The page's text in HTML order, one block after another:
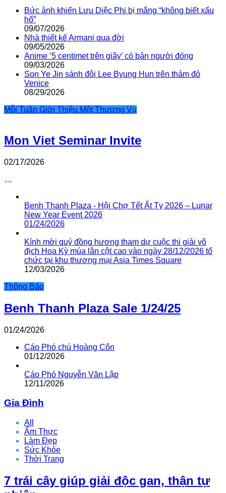
Bức ảnh khiến Lưu Diệc Phi bị mắng “không biết xấu
hổ”
09/07/2026
Nhà thiết kế Armani qua đời
09/05/2026
Anime ‘5 centimet trên giây’ có bản người đóng
09/03/2026
Son Ye Jin sánh đôi Lee Byung Hun trên thảm đỏ
Venice
08/29/2026
Mỗi Tuần Giới Thiệu Một Thương Vụ
Mon Viet Seminar Invite
02/17/2026
…
Benh Thanh Plaza - Hội Chợ Tết Ất Tỵ 2026 – Lunar
New Year Event 2026
01/24/2026
Kính mời quý đồng hương tham dự cuộc thi giải vô
địch Hoa Kỳ múa lân cột cao vào ngày 28/12/2026 tổ
chức tại khu thương mại Asia Times Square
12/03/2026
Thông Báo
Benh Thanh Plaza Sale 1/24/25
01/24/2026
Cáo Phó chú Hoàng Côn
01/12/2026
Cáo Phó Nguyễn Văn Lập
12/11/2026
Gia Đình
All
Ẩm Thực
Làm Đẹp
Sức Khỏe
Thời Trang
7 trái cây giúp giải độc gan, thận tự